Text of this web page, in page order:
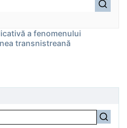
a fenomenului
transnistreană